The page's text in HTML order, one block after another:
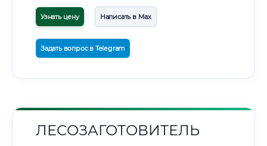
Узнать цену Написать в Max
Задать вопрос в Telegram
ЛЕСОЗАГОТОВИТЕЛЬ